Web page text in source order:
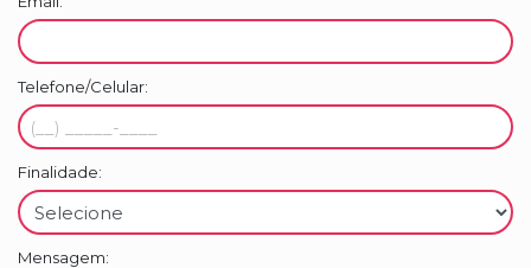
Salão de jogos e festas para seu lazer
Distâncias dos Principais Pontos Turísticos e
Comércios:
Praia Brava: 200 metros
Beto Carrero World: 35 km
Parque Unipraias: 10 km
Telefone/Celular:
Finalidade:
Mensagem: